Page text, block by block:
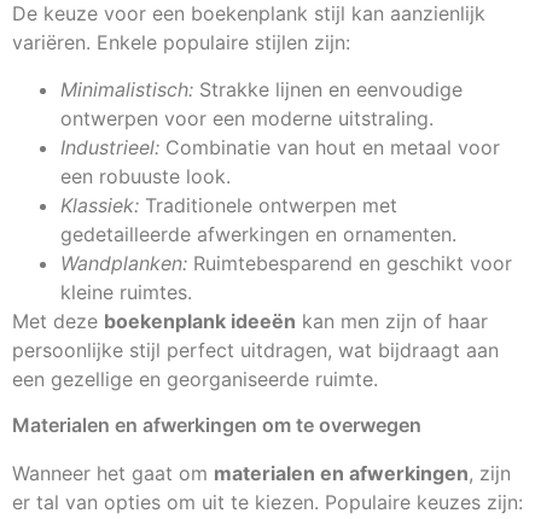
De keuze voor een boekenplank stijl kan aanzienlijk
variëren. Enkele populaire stijlen zijn:
Minimalistisch: Strakke lijnen en eenvoudige
ontwerpen voor een moderne uitstraling.
Industrieel: Combinatie van hout en metaal voor
een robuuste look.
Klassiek: Traditionele ontwerpen met
gedetailleerde afwerkingen en ornamenten.
Wandplanken: Ruimtebesparend en geschikt voor
kleine ruimtes.
Met deze boekenplank ideeën kan men zijn of haar
persoonlijke stijl perfect uitdragen, wat bijdraagt aan
een gezellige en georganiseerde ruimte.
Materialen en afwerkingen om te overwegen
Wanneer het gaat om materialen en afwerkingen, zijn
er tal van opties om uit te kiezen. Populaire keuzes zijn: